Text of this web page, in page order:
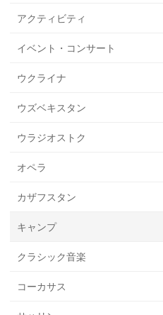
アクティビティ
イベント・コンサート
ウクライナ
ウズベキスタン
ウラジオストク
オペラ
カザフスタン
キャンプ
クラシック音楽
コーカサス